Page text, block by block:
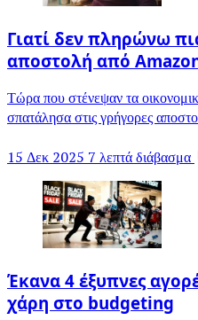
Γιατί δεν πληρώνω
αποστολή από
Τώρα που στένεψαν τα
σπατάλησα στις γρήγορες
15 Δεκ 2025 7 λεπτά διάβασμα
Έκανα 4 έξυπνες
χάρη στο budgeting